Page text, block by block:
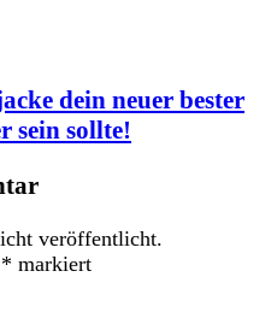
dein neuer bester
sein sollte!
veröffentlicht.
* markiert